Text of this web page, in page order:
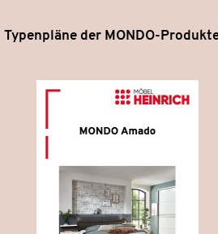
Typenpläne der MONDO-